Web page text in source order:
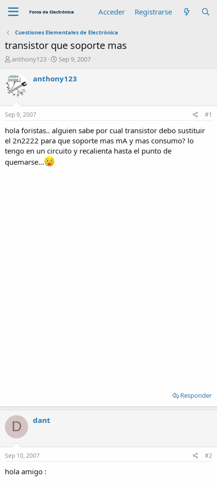
Acceder Registrarse
Cuestiones Elementales de Electrónica
transistor que soporte mas
A
t
o
r
anthony123
F
c
h
n
i
c
i
Sep 9, 2007
anthony123
Sep 9, 2007 #1
hola foristas.. alguien sabe por cual transistor debo sustituir
el 2n2222 para que soporte mas mA y mas consumo? lo
tengo en un circuito y recalienta hasta el punto de
quemarse...
Responder
D dant
Sep 10, 2007 #2
hola amigo :